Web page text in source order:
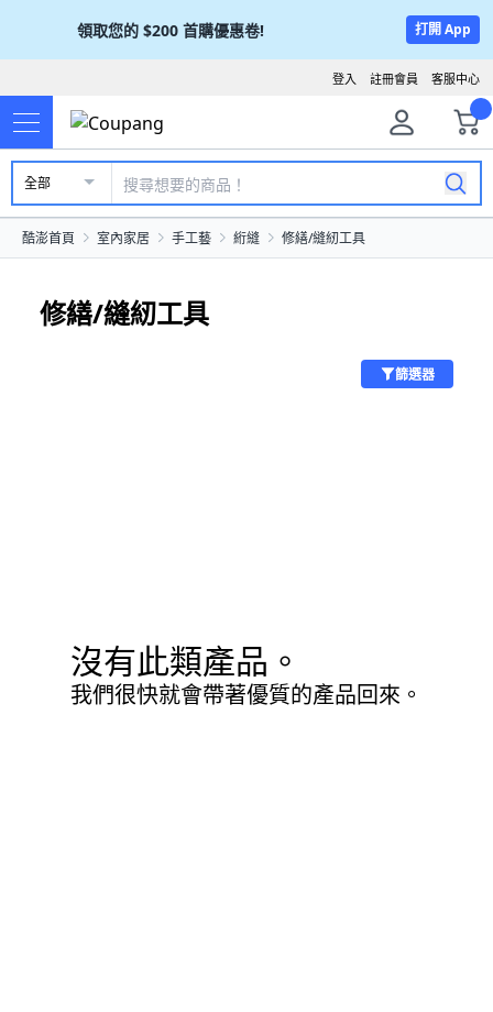
領取您的 $200 首購優惠卷! 打開 App
客服中心
註冊會員
登入
全部
酷澎首頁 室內家居 手工藝 絎縫 修繕/縫紉工具
修繕/縫紉工具
篩選器
沒有此類產品。
我們很快就會帶著優質的產品回來。